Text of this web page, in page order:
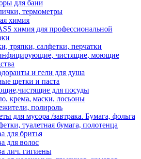
для бани
термометры
химия
химия для профессиональной
тряпки, салфетки, перчатки
чистящие, моющие
и гели для душа
щетки и паста
для посуды
крема, маски, лосьоны
полироль
для мусора /завтрака. Бумага, фольга
туалетная бумага, полотенца
для бритья
для волос
лич. гигиены